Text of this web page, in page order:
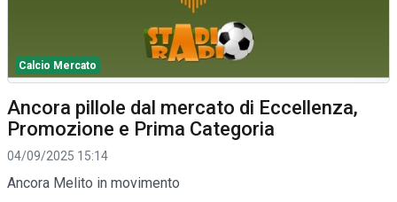
Calcio Mercato
Ancora pillole dal mercato di Eccellenza,
Promozione e Prima Categoria
04/09/2025 15:14
Ancora Melito in movimento